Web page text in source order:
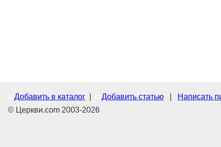
Добавить в каталог Добавить статью
Написать
© Церкви.com 2003-2026